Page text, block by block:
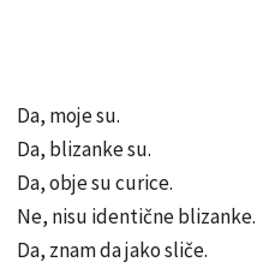
Da, moje su.
Da, blizanke su.
Da, obje su curice.
Ne, nisu identične blizanke.
Da, znam da jako sliče.